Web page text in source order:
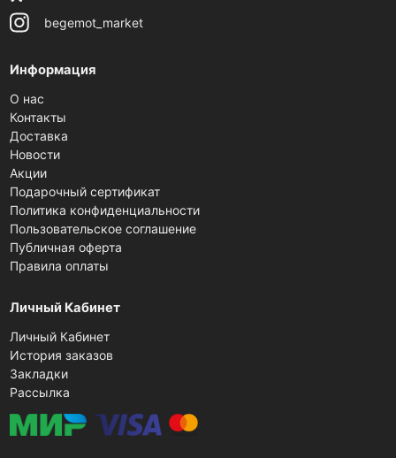
begemot_market
Информация
О нас
Контакты
Доставка
Новости
Акции
Подарочный сертификат
Политика конфиденциальности
Пользовательское соглашение
Публичная оферта
Правила оплаты
Личный Кабинет
Личный Кабинет
История заказов
Закладки
Рассылка